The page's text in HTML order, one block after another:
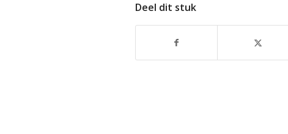
Deel dit stuk